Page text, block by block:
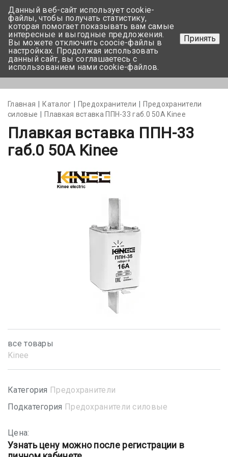
+375 17-350-99-56
+375 44-752-82-08
Задать вопрос
Главная Каталог Предохранители
Предохранители
силовые
Плавкая вставка ППН-33 габ.0 50А Kinee
Плавкая вставка ППН-33
габ.0 50А Kinee
все товары
Kinee
Категория Предохранители
Подкатегория Предохранители силовые
Цена:
Узнать цену можно после регистрации в
Данный веб-сайт использует cookie-
файлы, чтобы получать статистику,
которая помогает показывать вам самые
интересные и выгодные предложения.
Вы можете отключить coocie-файлы в
настройках. Продолжая использовать
данный сайт, вы соглашаетесь с
использованием нами cookie-файлов.
Принять